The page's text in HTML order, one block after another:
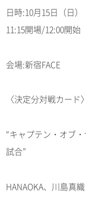
日時:10月15日（日）
11:15開場/12:00開始
会場:新宿FACE
〈決定分対戦カード〉
“キャプテン・オブ
試合”
HANAOKA、川島真